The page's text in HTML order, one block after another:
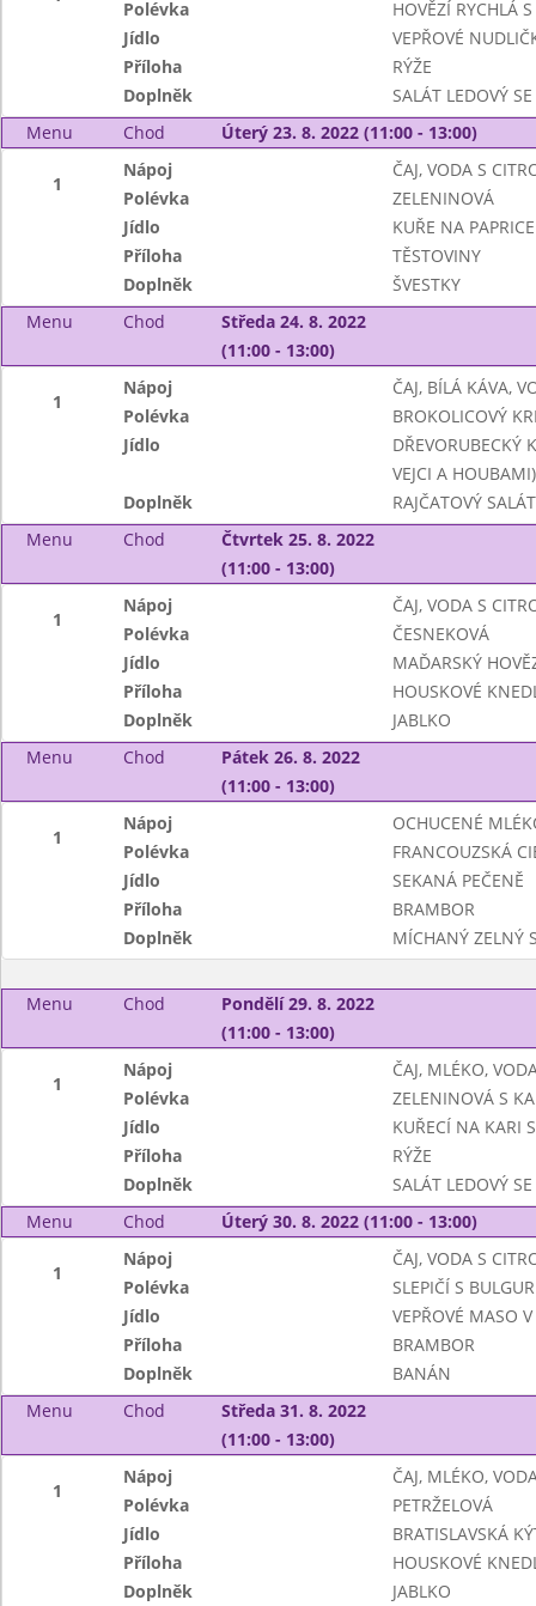
Polévka
HOVĚZÍ RYCHLÁ S
Jídlo
VEPŘOVÉ
Příloha
RÝŽE
Doplněk
SALÁT LEDOVÝ
Menu
Chod Úterý 23. 8. 2022 (11:00 - 13:00)
1
Nápoj
ČAJ, VODA S
Polévka
ZELENINOVÁ
Jídlo
KUŘE NA PAPRICE
Příloha
TĚSTOVINY
Doplněk
ŠVESTKY
Menu
Chod
Středa 24. 8. 2022
(11:00 - 13:00)
1
Nápoj
ČAJ, BÍLÁ KÁVA,
Polévka
BROKOLICOVÝ
Jídlo
DŘEVORUBECKÝ
VEJCI A HOUBAMI)
Doplněk
RAJČATOVÝ SALÁT
Menu
Chod
Čtvrtek 25. 8. 2022
(11:00 - 13:00)
1
Nápoj
ČAJ, VODA S
Polévka
ČESNEKOVÁ
Jídlo
MAĎARSKÝ
Příloha
HOUSKOVÉ
Doplněk
JABLKO
Menu
Chod
Pátek 26. 8. 2022
(11:00 - 13:00)
1
Nápoj
OCHUCENÉ
Polévka
FRANCOUZSKÁ
Jídlo
SEKANÁ PEČENĚ
Příloha
BRAMBOR
Doplněk
MÍCHANÝ ZELNÝ
Menu Chod
Pondělí 29. 8. 2022
(11:00 - 13:00)
1
Nápoj
ČAJ, MLÉKO,
Polévka
ZELENINOVÁ S
Jídlo
KUŘECÍ NA KARI
Příloha
RÝŽE
Doplněk
SALÁT LEDOVÝ
Menu
Chod Úterý 30. 8. 2022 (11:00 - 13:00)
1
Nápoj
ČAJ, VODA S
Polévka
SLEPIČÍ S
Jídlo
VEPŘOVÉ MASO
Příloha
BRAMBOR
Doplněk
BANÁN
Menu
Chod
Středa 31. 8. 2022
(11:00 - 13:00)
1
Nápoj
ČAJ, MLÉKO,
Polévka
PETRŽELOVÁ
Jídlo
BRATISLAVSKÁ
Příloha
HOUSKOVÉ
Doplněk
JABLKO